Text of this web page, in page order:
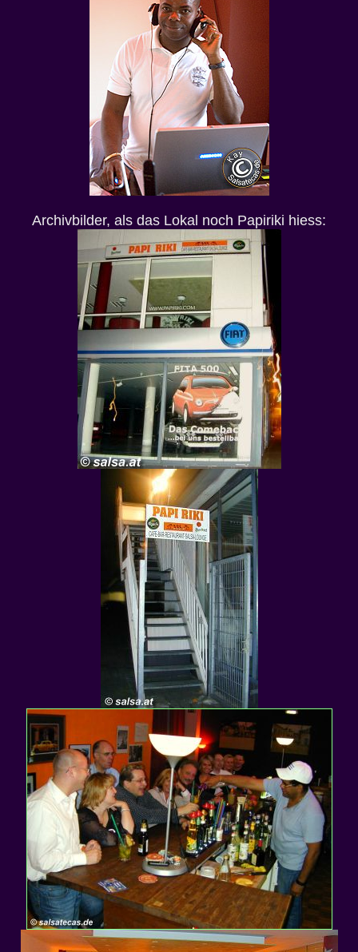
Archivbilder, als das Lokal noch Papiriki hiess: